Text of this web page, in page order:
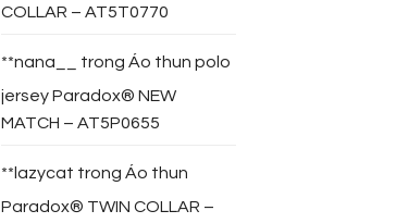
COLLAR – AT5T0770
**nana__ trong Áo thun polo
jersey Paradox® NEW
MATCH – AT5P0655
**lazycat trong Áo thun
Paradox® TWIN COLLAR –